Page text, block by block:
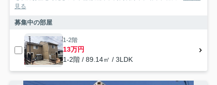
見る
募集中の部屋
1-2階
13万円
1-2階 / 89.14㎡ / 3LDK